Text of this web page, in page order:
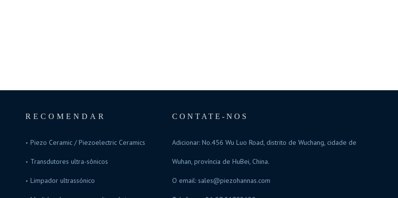
RECOMENDAR
Piezo Ceramic / Piezoelectric Ceramics
Transdutores ultra-sônicos
Limpador ultrassónico
CONTATE-NOS
Adicionar: No.456 Wu Luo Road, distrito de Wuchang, cidade de
Wuhan, província de HuBei, China.
O email: sales@piezohannas.com